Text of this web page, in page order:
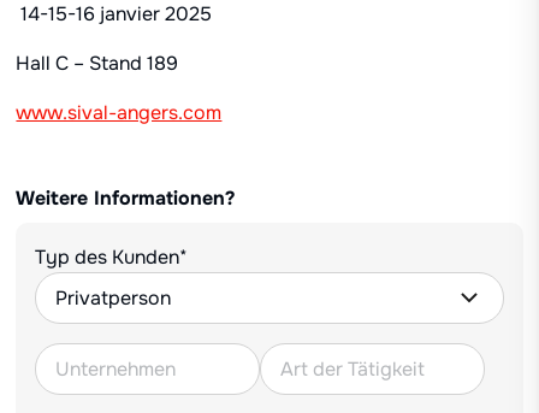
️ 14-15-16 janvier 2025
Hall C – Stand 189
www.sival-angers.com
Weitere Informationen?
Typ des Kunden*